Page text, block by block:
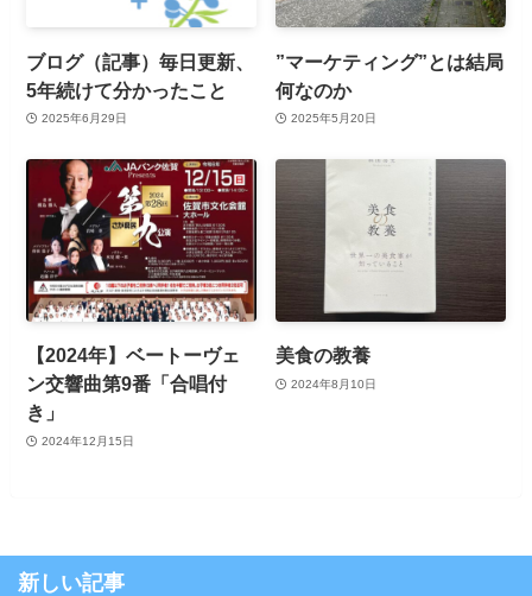
ブログ（記事）毎日更新、
5年続けて分かったこと
2025年6月29日
”マーケティング”とは結局
何なのか
2025年5月20日
【2024年】ベートーヴェ
ン交響曲第9番「合唱付
き」
2024年12月15日
美食の教養
2024年8月10日
新しい記事